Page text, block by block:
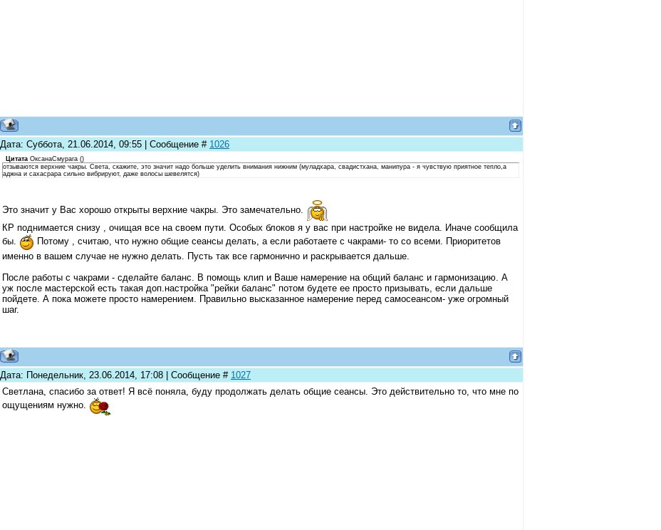
Дата: Суббота, 21.06.2014, 09:55 | Сообщение # 1026
Цитата ОксанаСмурага ()
отзываются верхние чакры. Света, скажите, это значит надо больше уделить внимания нижним (муладхара, свадистхана, манипура - я чувствую приятное тепло,а
аджна и сахасрара сильно вибрируют, даже волосы шевелятся)
Это значит у Вас хорошо открыты верхние чакры. Это замечательно.
КР поднимается снизу , очищая все на своем пути. Особых блоков я у вас при настройке не видела. Иначе сообщила
бы.
Потому , считаю, что нужно общие сеансы делать, а если работаете с чакрами- то со всеми. Приоритетов
именно в вашем случае не нужно делать. Пусть так все гармонично и раскрывается дальше.
После работы с чакрами - сделайте баланс. В помощь клип и Ваше намерение на общий баланс и гармонизацию. А
уж после мастерской есть такая доп.настройка "рейки баланс" потом будете ее просто призывать, если дальше
пойдете. А пока можете просто намерением. Правильно высказанное намерение перед самосеансом- уже огромный
шаг.
Дата: Понедельник, 23.06.2014, 17:08 | Сообщение # 1027
Светлана, спасибо за ответ! Я всё поняла, буду продолжать делать общие сеансы. Это действительно то, что мне по
ощущениям нужно.